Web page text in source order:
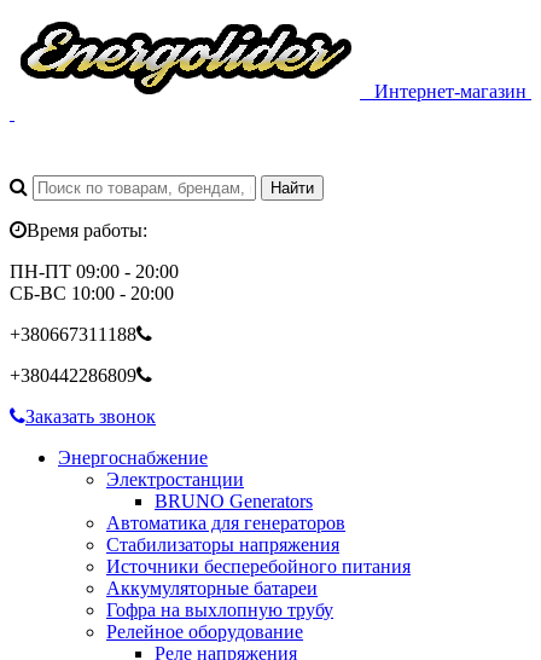
Интернет-магазин
Время работы:
ПН-ПТ 09:00 - 20:00
СБ-ВС 10:00 - 20:00
+380667311188
+380442286809
Заказать звонок
Энергоснабжение
Электростанции
BRUNO Generators
Автоматика для генераторов
Стабилизаторы напряжения
Источники бесперебойного питания
Аккумуляторные батареи
Гофра на выхлопную трубу
Релейное оборудование
Реле напряжения